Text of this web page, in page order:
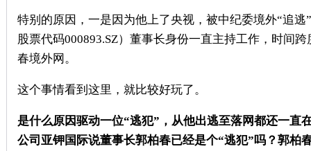
特别的原因，一是因为他上了央视，被中纪委境外“追
股票代码000893.SZ）董事长身份一直主持工作，时间跨
春境外网。
这个事情看到这里，就比较好玩了。
是什么原因驱动一位“逃犯”，从他出逃至落网都还一直
公司亚钾国际说董事长郭柏春已经是个“逃犯”吗？郭柏